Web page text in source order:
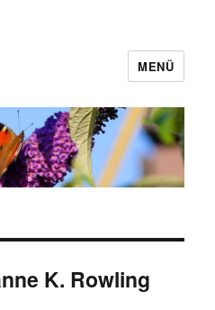
MENÜ
K. Rowling